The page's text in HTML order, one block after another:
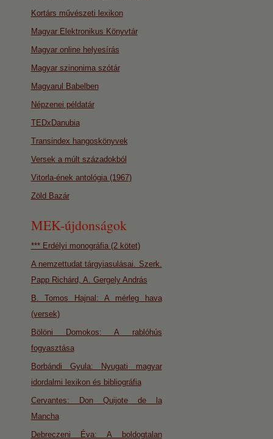
Kortárs művészeti lexikon
Magyar Elektronikus Könyvtár
Magyar online helyesírás
Magyar szinonima szótár
Magyarul Babelben
Népzenei példatár
TEDxDanubia
Transindex hangoskönyvek
Versek a múlt századokból
Vitorla-ének antológia (1967)
Zöld Bazár
MEK-újdonságok
*** Erdélyi monográfia (2 kötet)
A nemzettudat tárgyiasulásai. Szerk.
Papp Richárd, A. Gergely András
B. Tomos Hajnal: A mérleg hava
(versek)
Bölöni Domokos: A rablóhús
fogyasztása
Borbándi Gyula: Nyugati magyar
idordalmi lexikon és bibliográfia
Cervantes: Don Quijote de la
Mancha
Debreczeni Éva: A boldogtalan